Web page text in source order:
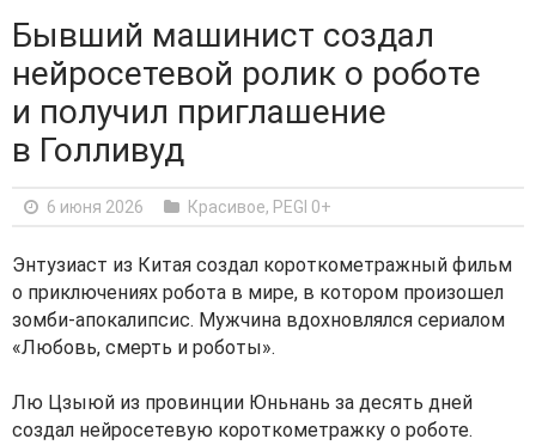
Бывший машинист создал
нейросетевой ролик о роботе
и получил приглашение
в Голливуд
6 июня 2026 Красивое, PEGI 0+
Энтузиаст из Китая создал короткометражный фильм
о приключениях робота в мире, в котором произошел
зомби-апокалипсис. Мужчина вдохновлялся сериалом
«Любовь, смерть и роботы».
Лю Цзыюй из провинции Юньнань за десять дней
создал нейросетевую короткометражку о роботе.